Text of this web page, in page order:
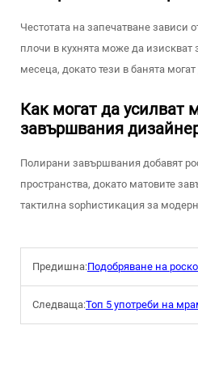
Честотата на запечатване зависи
плочи в кухнята може да изискват
месеца, докато тези в банята
Как могат да усилват
завършвания
Полирани завършвания добавят
пространства, докато матовите
тактилна sophистикация за
Предишна:Подобряване на
Следваща:Топ 5 употреби на мрамор